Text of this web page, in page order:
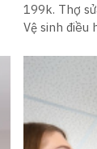
199k. Thợ
Vệ sinh điều